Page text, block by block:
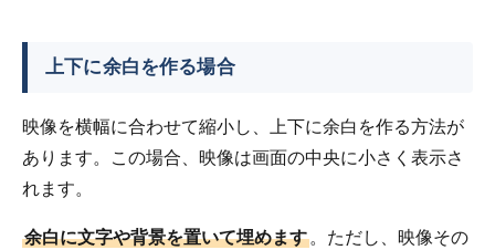
上下に余白を作る場合
映像を横幅に合わせて縮小し、上下に余白を作る方法が
あります。この場合、映像は画面の中央に小さく表示さ
れます。
余白に文字や背景を置いて埋めます。ただし、映像その